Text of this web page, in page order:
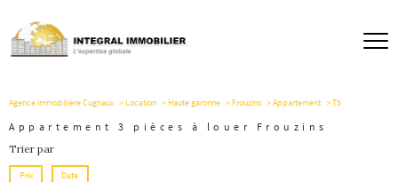
Agence immobilière Cugnaux Location Haute garonne Frouzins Appartement T3
Appartement 3 pièces à louer Frouzins
Trier par
Prix Date